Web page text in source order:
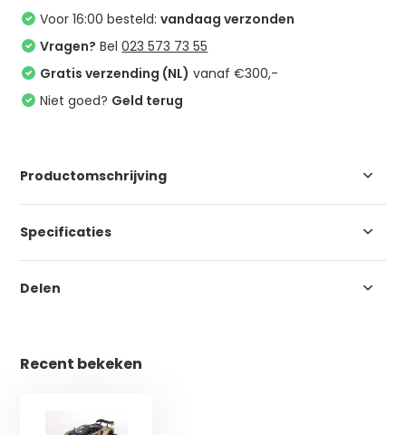
Voor 16:00 besteld:vandaag verzonden
Vragen? Bel023 573 73 55
Gratis verzending (NL) vanaf €300,-
Niet goed? Geld terug
Productomschrijving
Specificaties
Delen
Recent bekeken